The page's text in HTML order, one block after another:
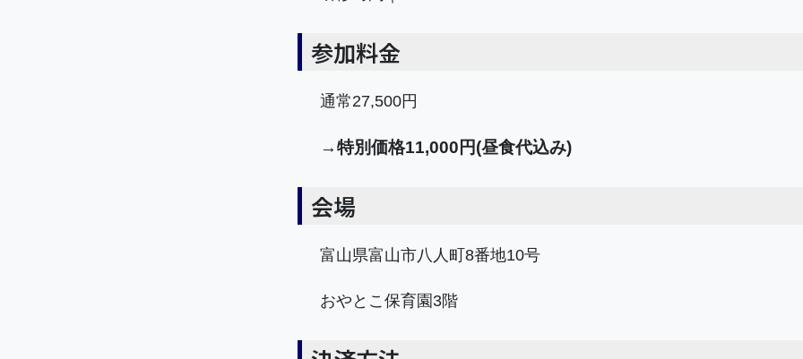
参加料金
通常27,500円
→特別価格11,000円(昼食代込み)
会場
富山県富山市八人町8番地10号
おやとこ保育園3階